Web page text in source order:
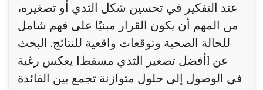
عند التفكير في تحسين شكل الثدي أو تصغيره،
من المهم أن يكون القرار مبنيًا على فهم شامل
للحالة الصحية وتوقعات واقعية للنتائج. البحث
عن [أفضل تصغير الثدي مسقط] يعكس رغبة
في الوصول إلى حلول متوازنة تجمع بين الفائدة